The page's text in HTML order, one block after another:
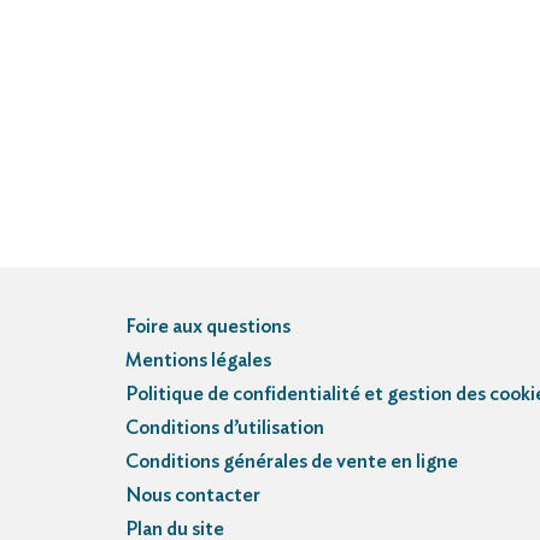
Foire aux questions
Mentions légales
Politique de confidentialité et gestion des
Conditions d’utilisation
Conditions générales de vente en ligne
Nous contacter
Plan du site